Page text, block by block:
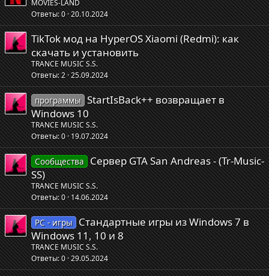
MOVIES-LAND
Ответы 0 20.10.2024
TikTok мод на HyperOS Xiaomi (Redmi): как
скачать и установить
TRANCE MUSIC S.S.
Ответы 2 25.09.2024
программы StartIsBack++ возвращает в
Windows 10
TRANCE MUSIC S.S.
Ответы 0 19.07.2024
Сообщества Сервер GTA San Andreas - (Tr-Music-
SS)
TRANCE MUSIC S.S.
Ответы 0 14.06.2024
PC - игры Стандартные игры из Windows 7 в
Windows 11, 10 и 8
TRANCE MUSIC S.S.
Ответы 0 29.05.2024